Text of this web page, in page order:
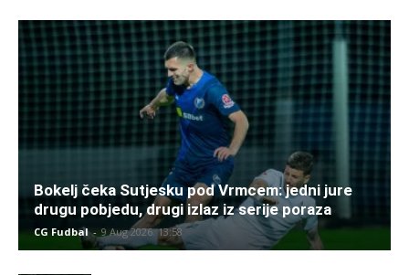
Bokelj čeka Sutjesku pod Vrmcem: jedni jure
drugu pobjedu, drugi izlaz iz serije poraza
CG Fudbal - 9 Aug 2026. 13:58